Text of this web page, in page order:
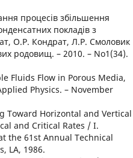
процесів збільшення
покладів з
О.Р. Кондрат, Л.Р. Смоловик
родовищ. – 2010. – No1(34).
Fluids Flow in Porous Media,
Physics. – November
Toward Horizontal and Vertical
and Critical Rates / I.
the 61st Annual Technical
LA, 1986.